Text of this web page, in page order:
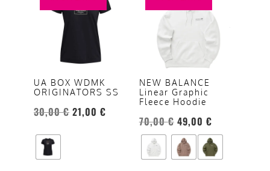
UA BOX WDMK
ORIGINATORS SS
30,00€ 21,00 €
varianti.
opzioni
possono
essere
nella
pagina
NEW BALANCE
Linear Graphic
Fleece Hoodie
70,00€ 49,00 €
varianti.
opzioni
possono
essere
scelte
nella
pagina